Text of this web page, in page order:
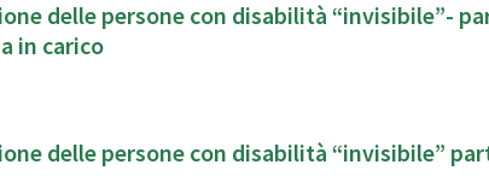
delle persone con disabilità “invisibile”-
in carico
delle persone con disabilità “invisibile”